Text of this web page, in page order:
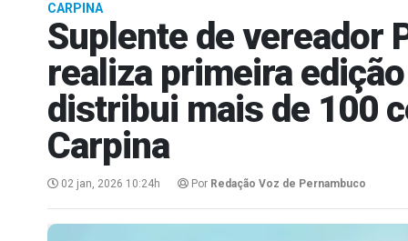
CARPINA
Suplente de vereador
realiza primeira
distribui mais de 100
Carpina
02 jan, 2026 10:24h Por Redação Voz de Pernambuco